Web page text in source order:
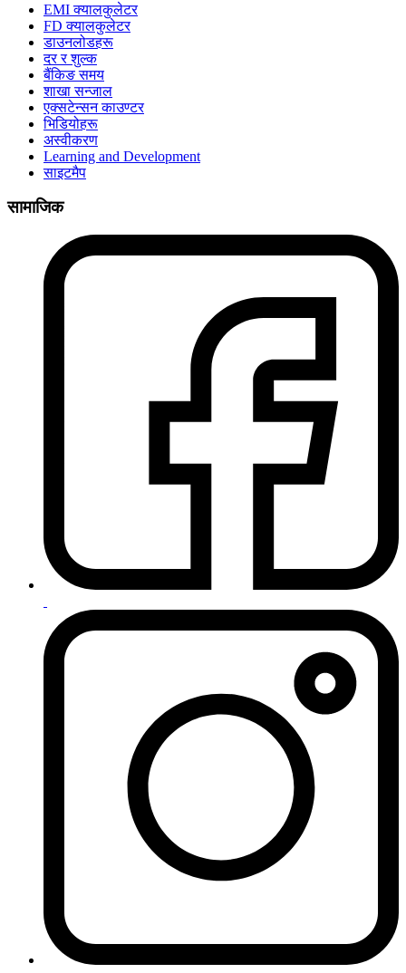
EMI क्यालकुलेटर
FD क्यालकुलेटर
डाउनलोडहरू
दर र शुल्क
बैंकिङ समय
शाखा सन्जाल
एक्सटेन्सन काउण्टर
भिडियोहरू
अस्वीकरण
Learning and Development
साइटमैप
सामाजिक